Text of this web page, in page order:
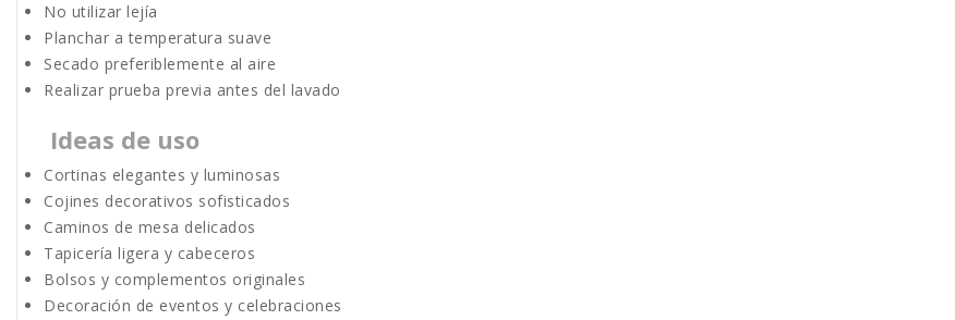
No utilizar lejía
Planchar a temperatura suave
Secado preferiblemente al aire
Realizar prueba previa antes del lavado
Ideas de uso
Cortinas elegantes y luminosas
Cojines decorativos sofisticados
Caminos de mesa delicados
Tapicería ligera y cabeceros
Bolsos y complementos originales
Decoración de eventos y celebraciones